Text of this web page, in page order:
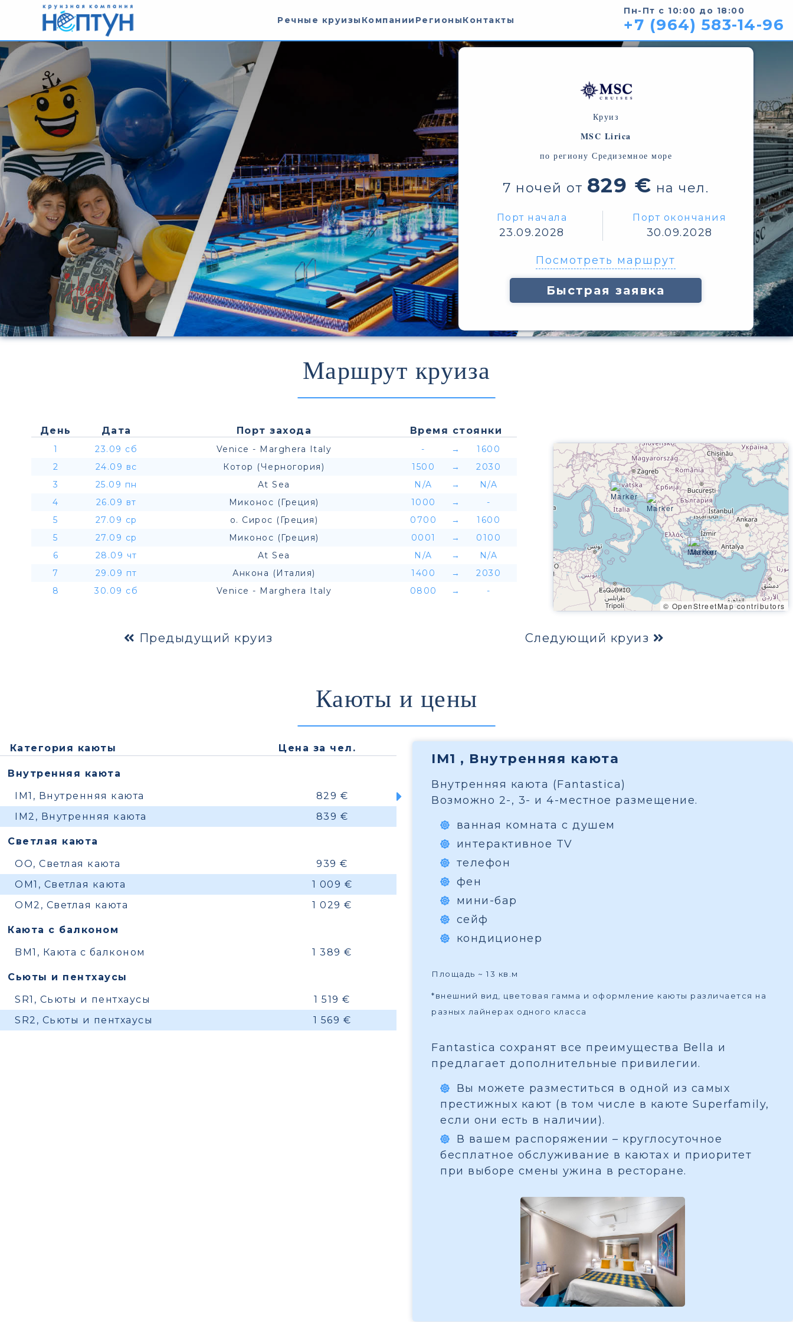
Речные круизы Компании РегионыКонтакты
Пн-Пт с 10:00 до 18:00
+7 (964) 583-14-96
Круиз
MSC Lirica
по региону Средиземное море
7 ночей от 829 € на чел.
Порт начала
23.09.2028
Порт окончания
30.09.2028
Посмотреть маршрут
Быстрая заявка
Маршрут круиза
День Дата Порт захода Время стоянки
1 23.09 сб Venice - Marghera Italy - →
1600
2
24.09 вс Котор (Черногория) 1500 →
2030
3
25.09 пн At Sea N/A →
N/A
4
26.09 вт Миконос (Греция) 1000 →
-
5
27.09 ср о. Сирос (Греция) 0700 →
1600
5
27.09 ср Миконос (Греция) 0001 →
0100
6
28.09 чт At Sea N/A →
N/A
7
29.09 пт Анкона (Италия) 1400 →
2030
8
30.09 сб Venice - Marghera Italy 0800 → -
© OpenStreetMap contributors
Предыдущий круиз Следующий круиз
Каюты и цены
Категория каюты Цена за чел.
Внутренняя каюта
IM1, Внутренняя каюта
829 €
IM2, Внутренняя каюта
839 €
Светлая каюта
OO, Светлая каюта
939 €
OM1, Светлая каюта
1 009 €
OM2, Светлая каюта
1 029 €
Каюта с балконом
BM1, Каюта с балконом
1 389 €
Сьюты и пентхаусы
SR1, Сьюты и пентхаусы
1 519 €
SR2, Сьюты и пентхаусы
1 569 €
IM1 , Внутренняя каюта
Внутренняя каюта (Fantastica)
Возможно 2-, 3- и 4-местное размещение.
ванная комната с душем
интерактивное TV
телефон
фен
мини-бар
сейф
кондиционер
Площадь ~ 13 кв.м
*внешний вид, цветовая гамма и оформление каюты различается на
разных лайнерах одного класса
Fantastica сохранят все преимущества Bella и
предлагает дополнительные привилегии.
Вы можете разместиться в одной из самых
престижных кают (в том числе в каюте Superfamily,
если они есть в наличии).
В вашем распоряжении – круглосуточное
бесплатное обслуживание в каютах и приоритет
при выборе смены ужина в ресторане.